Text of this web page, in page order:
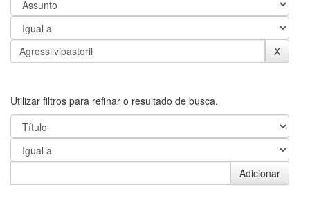
Utilizar filtros para refinar o resultado de busca.